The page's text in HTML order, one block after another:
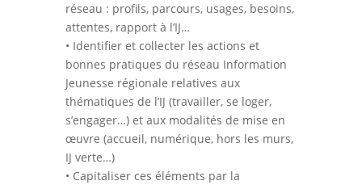
réseau : profils, parcours, usages, besoins,
attentes, rapport à l’IJ…
• Identifier et collecter les actions et
bonnes pratiques du réseau Information
Jeunesse régionale relatives aux
thématiques de l’IJ (travailler, se loger,
s’engager…) et aux modalités de mise en
œuvre (accueil, numérique, hors les murs,
IJ verte…)
• Capitaliser ces éléments par la